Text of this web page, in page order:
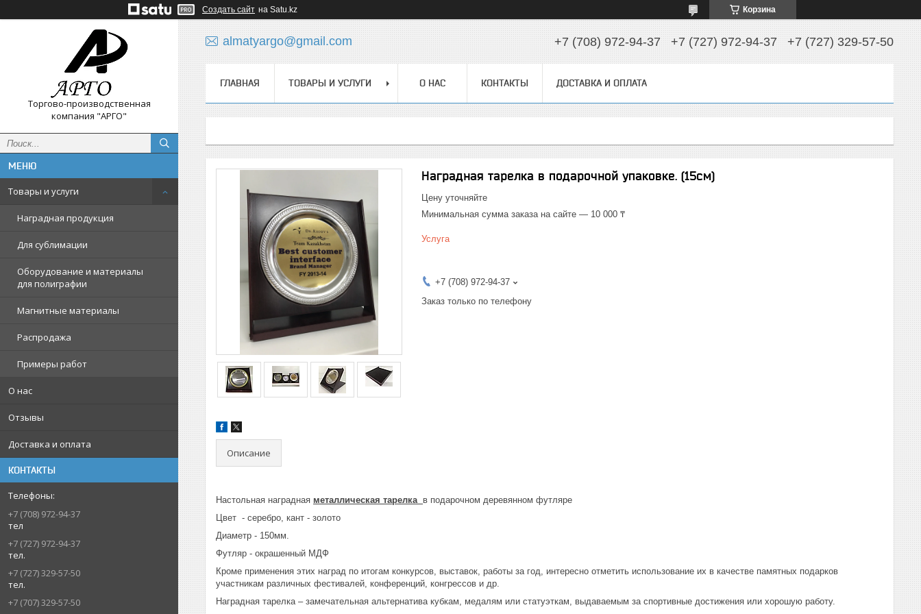
Создать сайт на Satu.kz Корзина
Торгово-производственная
компания "АРГО"
Товары и услуги
Наградная продукция
Для сублимации
Оборудование и материалы
для полиграфии
Магнитные материалы
Распродажа
Примеры работ
О нас
Отзывы
Доставка и оплата
КОНТАКТЫ
+7 (708) 972-94-37
тел
+7 (727) 972-94-37
тел.
+7 (727) 329-57-50
тел.
+7 (707) 329-57-50
almatyargo@gmail.com +7 (708) 972-94-37 +7 (727) 972-94-37 +7 (727) 329-57-50
ГЛАВНАЯ ТОВАРЫ И УСЛУГИ О НАС КОНТАКТЫ ДОСТАВКА И ОПЛАТА
Наградная тарелка в подарочной упаковке. (15см)
Цену уточняйте
Минимальная сумма заказа на сайте — 10 000 ₸
Услуга
+7 (708) 972-94-37
Заказ только по телефону
Описание
Настольная наградная металлическая тарелка в подарочном деревянном футляре
Цвет - серебро, кант - золото
Диаметр - 150мм.
Футляр - окрашенный МДФ
Кроме применения этих наград по итогам конкурсов, выставок, работы за год, интересно отметить использование их в качестве памятных подарков
участникам различных фестивалей, конференций, конгрессов и др.
Наградная тарелка – замечательная альтернатива кубкам, медалям или статуэткам, выдаваемым за спортивные достижения или хорошую работу.